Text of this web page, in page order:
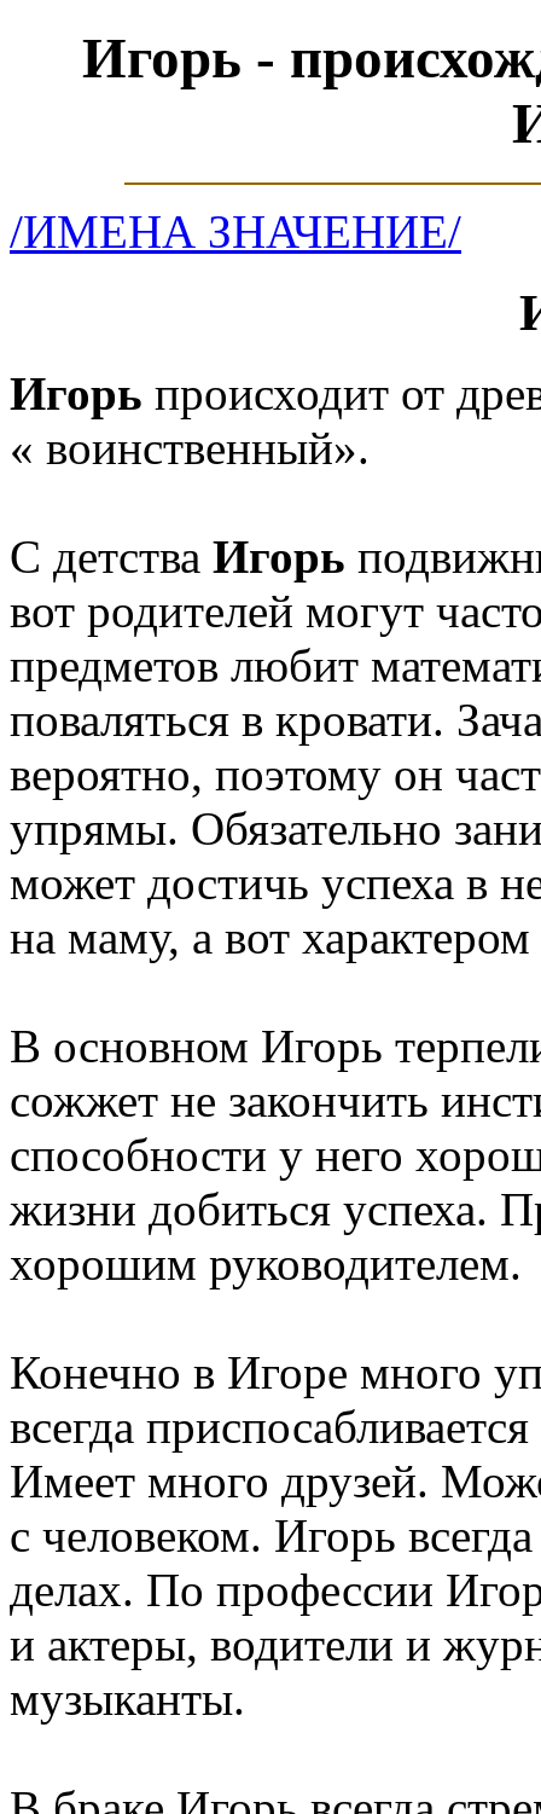
Игорь -
/ИМЕНА ЗНАЧЕНИЕ/
Игорь происходит от
« воинственный».
С детства Игорь
вот родителей могут
предметов любит
поваляться в кровати.
вероятно, поэтому он
упрямы. Обязательно
может достичь успеха в
на маму, а вот характером
В основном Игорь
сожжет не закончить
способности у него
жизни добиться успеха.
хорошим руководителем.
Конечно в Игоре много
всегда
Имеет много друзей.
с человеком. Игорь
делах. По профессии
и актеры, водители и
музыканты.